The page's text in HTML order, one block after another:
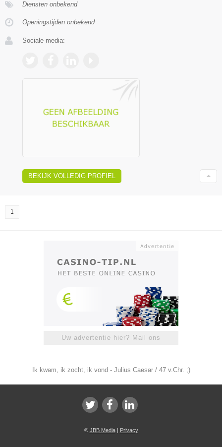
Diensten onbekend
Openingstijden onbekend
Sociale media:
BEKIJK VOLLEDIG PROFIEL
1
Uw advertentie hier? Mail ons
Ik kwam, ik zocht, ik vond - Julius Caesar / 47 v.Chr. ;)
© JBB Media| Privacy